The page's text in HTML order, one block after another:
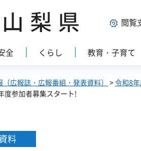
閲覧
全 くらし 教育・子育て
（広報誌・広報番組・発表資料） >令和8
度参加者募集スタート!
料